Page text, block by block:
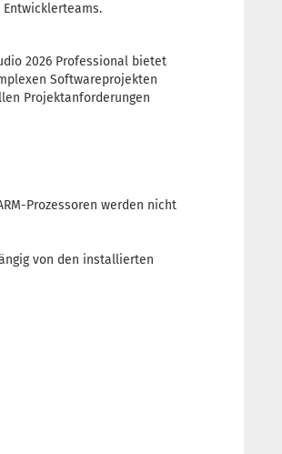
2026 Professional bietet
Softwareprojekten
Projektanforderungen
Prozessoren werden nicht
von den installierten